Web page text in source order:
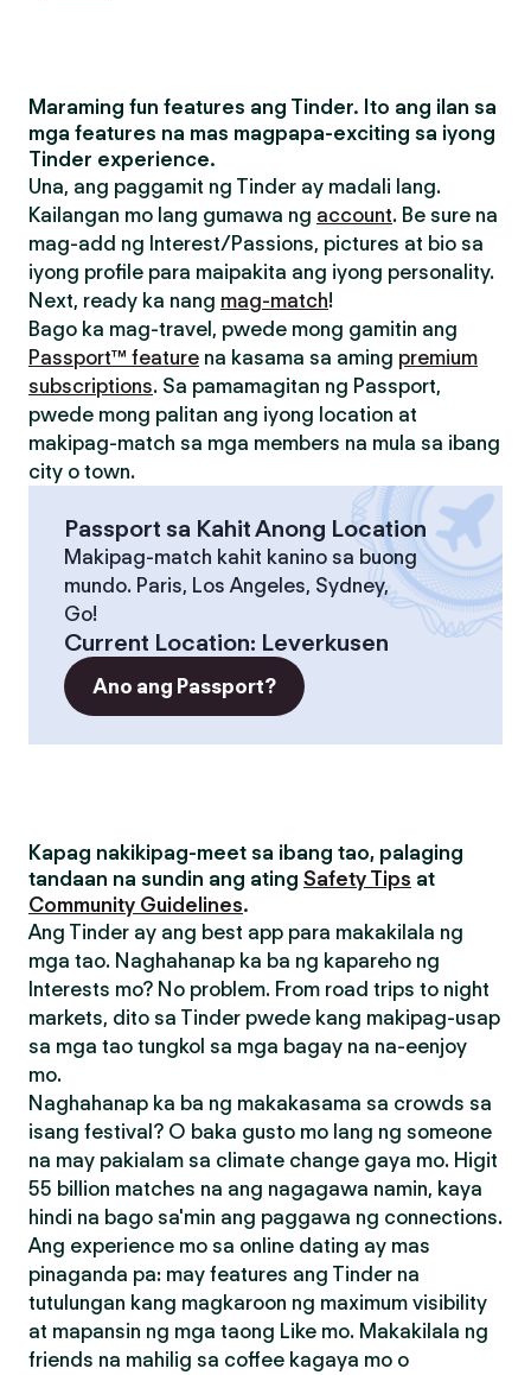
Maraming fun features ang Tinder. Ito ang ilan sa
mga features na mas magpapa-exciting sa iyong
Tinder experience.
Una, ang paggamit ng Tinder ay madali lang.
Kailangan mo lang gumawa ng account. Be sure na
mag-add ng Interest/Passions, pictures at bio sa
iyong profile para maipakita ang iyong personality.
Next, ready ka nang mag-match!
Bago ka mag-travel, pwede mong gamitin ang
Passport™ feature na kasama sa aming premium
subscriptions. Sa pamamagitan ng Passport,
pwede mong palitan ang iyong location at
makipag-match sa mga members na mula sa ibang
city o town.
Passport sa Kahit Anong Location
Makipag-match kahit kanino sa buong
mundo. Paris, Los Angeles, Sydney,
Go!
Current Location: Leverkusen
Ano ang Passport?
Kapag nakikipag-meet sa ibang tao, palaging
tandaan na sundin ang ating Safety Tips at
Community Guidelines.
Ang Tinder ay ang best app para makakilala ng
mga tao. Naghahanap ka ba ng kapareho ng
Interests mo? No problem. From road trips to night
markets, dito sa Tinder pwede kang makipag-usap
sa mga tao tungkol sa mga bagay na na-eenjoy
mo.
Naghahanap ka ba ng makakasama sa crowds sa
isang festival? O baka gusto mo lang ng someone
na may pakialam sa climate change gaya mo. Higit
55 billion matches na ang nagagawa namin, kaya
hindi na bago sa'min ang paggawa ng connections.
Ang experience mo sa online dating ay mas
pinaganda pa: may features ang Tinder na
tutulungan kang magkaroon ng maximum visibility
at mapansin ng mga taong Like mo. Makakilala ng
friends na mahilig sa coffee kagaya mo o